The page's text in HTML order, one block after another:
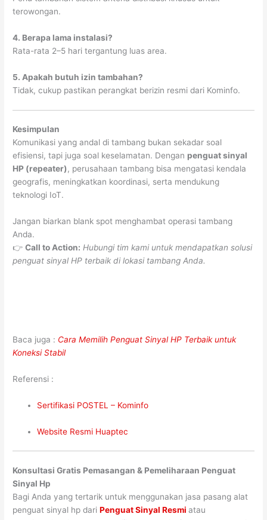
terowongan.
4. Berapa lama instalasi?
Rata-rata 2–5 hari tergantung luas area.
5. Apakah butuh izin tambahan?
Tidak, cukup pastikan perangkat berizin resmi dari Kominfo.
Kesimpulan
Komunikasi yang andal di tambang bukan sekadar soal
efisiensi, tapi juga soal keselamatan. Dengan penguat sinyal
HP (repeater), perusahaan tambang bisa mengatasi kendala
geografis, meningkatkan koordinasi, serta mendukung
teknologi IoT.
Jangan biarkan blank spot menghambat operasi tambang
Anda.
👉Call to Action: Hubungi tim kami untuk mendapatkan solusi
penguat sinyal HP terbaik di lokasi tambang Anda.
Baca juga : Cara Memilih Penguat Sinyal HP Terbaik untuk
Koneksi Stabil
Referensi :
Sertifikasi POSTEL – Kominfo
Website Resmi Huaptec
Konsultasi Gratis Pemasangan & Pemeliharaan Penguat
Sinyal Hp
Bagi Anda yang tertarik untuk menggunakan jasa pasang alat
penguat sinyal hp dariPenguat Sinyal Resmiatau